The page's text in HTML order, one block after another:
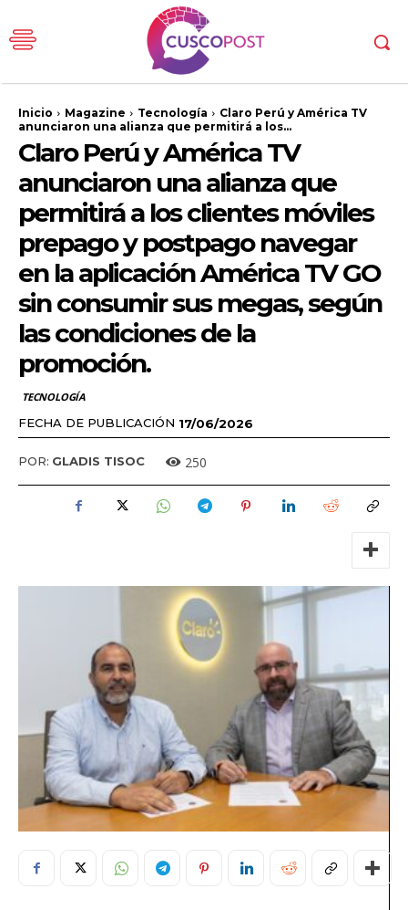
Inicio Magazine Tecnología
Claro Perú y América TV
anunciaron una alianza que permitirá a los...
Claro Perú y América TV
anunciaron una alianza que
permitirá a los clientes móviles
prepago y postpago navegar
en la aplicación América TV GO
sin consumir sus megas, según
las condiciones de la
promoción.
TECNOLOGÍA
FECHA DE PUBLICACIÓN 17/06/2026
POR: GLADIS TISOC 250